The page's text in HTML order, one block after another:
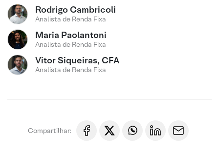
Rodrigo Cambricoli
Analista de Renda Fixa
Maria Paolantoni
Analista de Renda Fixa
Vitor Siqueiras, CFA
Analista de Renda Fixa
Compartilhar: